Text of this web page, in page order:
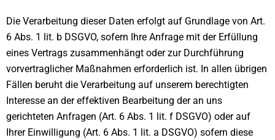
Die Verarbeitung dieser Daten erfolgt auf Grundlage von Art.
6 Abs. 1 lit. b DSGVO, sofern Ihre Anfrage mit der Erfüllung
eines Vertrags zusammenhängt oder zur Durchführung
vorvertraglicher Maßnahmen erforderlich ist. In allen übrigen
Fällen beruht die Verarbeitung auf unserem berechtigten
Interesse an der effektiven Bearbeitung der an uns
gerichteten Anfragen (Art. 6 Abs. 1 lit. f DSGVO) oder auf
Ihrer Einwilligung (Art. 6 Abs. 1 lit. a DSGVO) sofern diese